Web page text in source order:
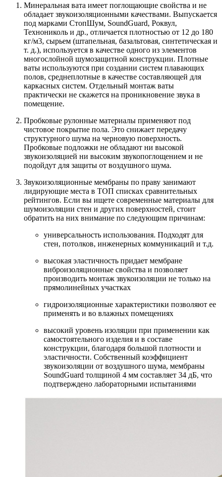
Минеральная вата имеет поглощающие свойства и не
обладает звукоизоляционными качествами. Выпускается
под марками СтопШум, SoundGuard, Роквул,
Технониколь и др., отличается плотностью от 12 до 180
кг/м3, сырьем (штапельная, базальтовая, синтетическая и
т. д.), используется в качестве одного из элементов
многослойной шумозащитной конструкции. Плотные
ваты используются при создании систем плавающих
полов, среднеплотные в качестве составляющей для
каркасных систем. Отдельный монтаж ваты
практически не скажется на проникновение звука в
помещение.
Пробковые рулонные материалы применяют под
чистовое покрытие пола. Это снижает передачу
структурного шума на черновую поверхность.
Пробковые подложки не обладают ни высокой
звукоизоляцией ни высоким звукопоглощением и не
подойдут для защиты от воздушного шума.
Звукоизоляционные мембраны по праву занимают
лидирующие места в ТОП списках сравнительных
рейтингов. Если вы ищете современные материалы для
шумоизоляции стен и других поверхностей, стоит
обратить на них внимание по следующим причинам:
универсальность использования. Подходят для
стен, потолков, инженерных коммуникаций и т.д.
высокая эластичность придает мембране
виброизоляционные свойства и позволяет
производить монтаж звукоизоляции не только на
прямолинейных участках
гидроизоляционные характеристики позволяют ее
применять и во влажных помещениях
высокий уровень изоляции при применении как
самостоятельного изделия и в составе
конструкции, благодаря большой плотности и
эластичности. Собственный коэффициент
звукоизоляции от воздушного шума, мембраны
SoundGuard толщиной 4 мм составляет 34 дБ, что
подтверждено лабораторными испытаниями